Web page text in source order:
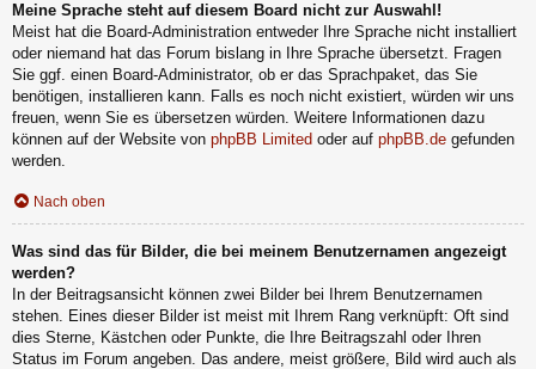
Meine Sprache steht auf diesem Board nicht zur Auswahl!
Meist hat die Board-Administration entweder Ihre Sprache nicht installiert
oder niemand hat das Forum bislang in Ihre Sprache übersetzt. Fragen
Sie ggf. einen Board-Administrator, ob er das Sprachpaket, das Sie
benötigen, installieren kann. Falls es noch nicht existiert, würden wir uns
freuen, wenn Sie es übersetzen würden. Weitere Informationen dazu
können auf der Website von phpBB Limited oder auf phpBB.de gefunden
werden.
Nach oben
Was sind das für Bilder, die bei meinem Benutzernamen angezeigt
werden?
In der Beitragsansicht können zwei Bilder bei Ihrem Benutzernamen
stehen. Eines dieser Bilder ist meist mit Ihrem Rang verknüpft: Oft sind
dies Sterne, Kästchen oder Punkte, die Ihre Beitragszahl oder Ihren
Status im Forum angeben. Das andere, meist größere, Bild wird auch als